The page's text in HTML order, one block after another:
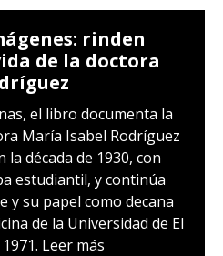
rinden
de la doctora
el libro documenta la
María Isabel Rodríguez
década de 1930, con
estudiantil, y continúa
y su papel como decana
de la Universidad de El
Leer más